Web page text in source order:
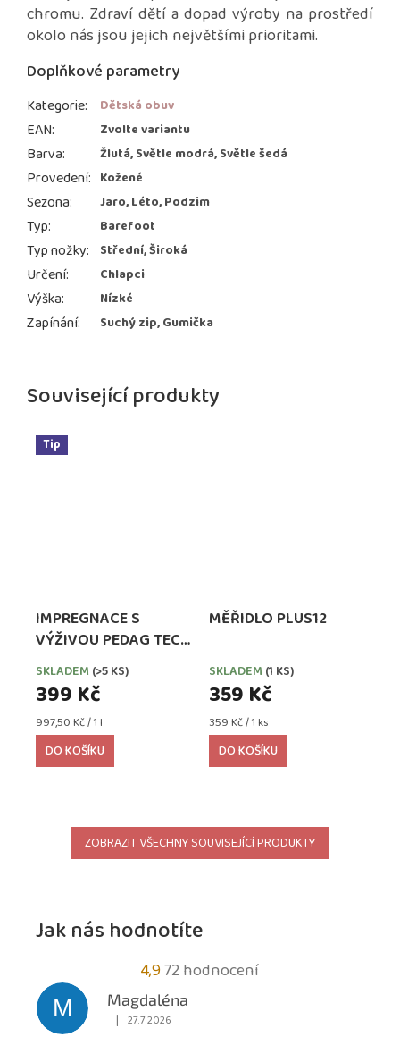
Související produkty
Tip
IMPREGNACE S
VÝŽIVOU PEDAG TECH
WATERPROOFER,
EXTRA SILNÁ
SKLADEM (>5 KS)
399 Kč
Měrná
cena:
997,50 Kč / 1 l
DO KOŠÍKU
MĚŘIDLO PLUS12
SKLADEM (1 KS)
359 Kč
Měrná
cena:
359 Kč / 1 ks
DO KOŠÍKU
ZOBRAZIT VŠECHNY SOUVISEJÍCÍ PRODUKTY
chromu. Zdraví dětí a dopad výroby na prostředí
okolo nás jsou jejich největšími prioritami.
Doplňkové parametry
Kategorie: Dětská obuv
EAN: Zvolte variantu
Barva: Žlutá, Světle modrá, Světle šedá
Provedení: Kožené
Sezona: Jaro, Léto, Podzim
Typ: Barefoot
Typ nožky: Střední, Široká
Určení: Chlapci
Výška: Nízké
Zapínání: Suchý zip, Gumička
Jak nás hodnotíte
4,9Průměrné
hodnocení
obchodu
72 hodnocení
M
Magdaléna
Hodnocení obchodu je 5 z 5 hvězdiček.
| 27.7.2026